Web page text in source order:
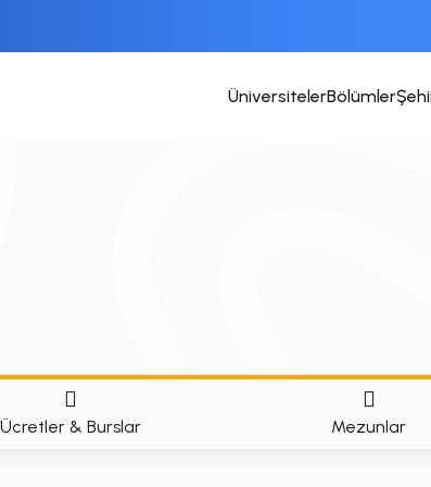
ÜniversitelerBölümler
Ücretler & Burslar Mezunlar